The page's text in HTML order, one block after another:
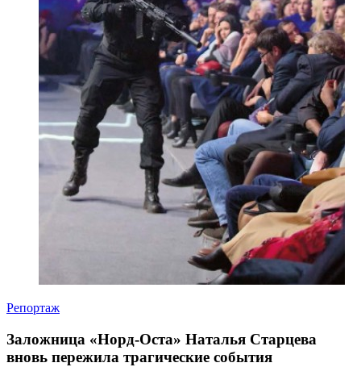
Репортаж
Заложница «Норд-Оста» Наталья Старцева
вновь пережила трагические события